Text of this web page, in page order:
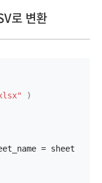
로 변환
)